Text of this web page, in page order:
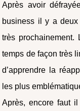
Après avoir
business il y a deux
très
temps de façon très
d’apprendre la
les plus
Après, encore faut